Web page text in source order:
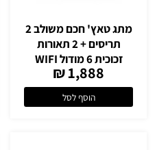
מתג טאץ' חכם משולב 2
תריסים + 2 תאורות
זכוכית 6 מודול WIFI
1,888 ₪
הוסף לסל